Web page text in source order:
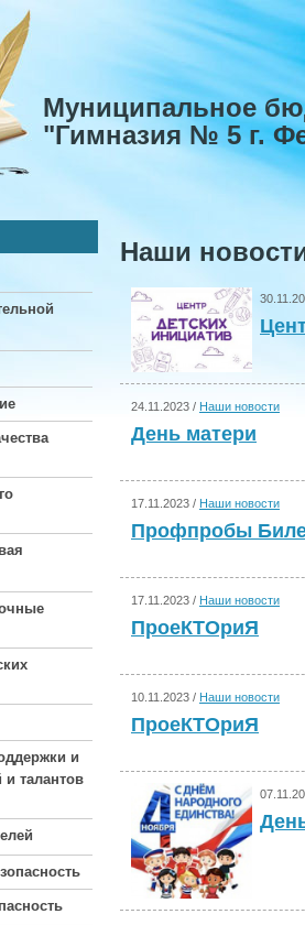
Муниципальное
"Гимназия № 5 г.
и
и талантов
Наши
24.11.2023 / Наши новости
День матери
17.11.2023 / Наши новости
Профпробы
17.11.2023 / Наши новости
ПроеКТОриЯ
10.11.2023 / Наши новости
ПроеКТОриЯ